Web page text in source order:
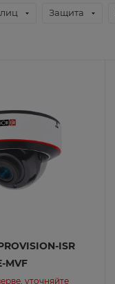
Защита
ISR
MVF
уточняйте